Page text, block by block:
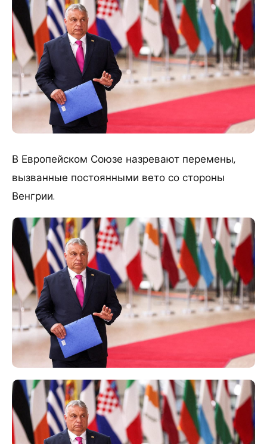
В Европейском Союзе назревают перемены,
вызванные постоянными вето со стороны
Венгрии.